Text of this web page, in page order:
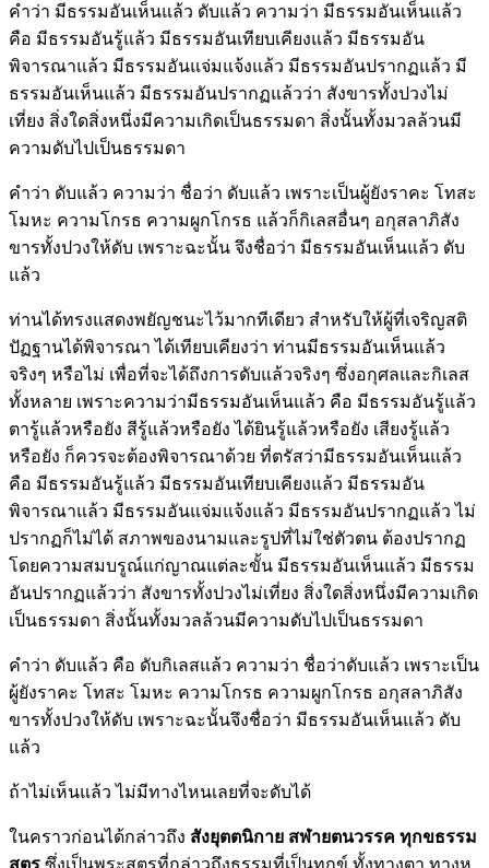
คำว่า มีธรรมอันเห็นแล้ว ดับแล้ว ความว่า มีธรรมอันเห็นแล้ว
คือ มีธรรมอันรู้แล้ว มีธรรมอันเทียบเคียงแล้ว มีธรรมอัน
พิจารณาแล้ว มีธรรมอันแจ่มแจ้งแล้ว มีธรรมอันปรากฏแล้ว มี
ธรรมอันเห็นแล้ว มีธรรมอันปรากฏแล้วว่า สังขารทั้งปวงไม่
เที่ยง สิ่งใดสิ่งหนึ่งมีความเกิดเป็นธรรมดา สิ่งนั้นทั้งมวลล้วนมี
ความดับไปเป็นธรรมดา
คำว่า ดับแล้ว ความว่า ชื่อว่า ดับแล้ว เพราะเป็นผู้ยังราคะ โทสะ
โมหะ ความโกรธ ความผูกโกรธ แล้วก็กิเลสอื่นๆ อกุสลาภิสัง
ขารทั้งปวงให้ดับ เพราะฉะนั้น จึงชื่อว่า มีธรรมอันเห็นแล้ว ดับ
แล้ว
ท่านได้ทรงแสดงพยัญชนะไว้มากทีเดียว สำหรับให้ผู้ที่เจริญสติ
ปัฏฐานได้พิจารณา ได้เทียบเคียงว่า ท่านมีธรรมอันเห็นแล้ว
จริงๆ หรือไม่ เพื่อที่จะได้ถึงการดับแล้วจริงๆ ซึ่งอกุศลและกิเลส
ทั้งหลาย เพราะความว่ามีธรรมอันเห็นแล้ว คือ มีธรรมอันรู้แล้ว
ตารู้แล้วหรือยัง สีรู้แล้วหรือยัง ได้ยินรู้แล้วหรือยัง เสียงรู้แล้ว
หรือยัง ก็ควรจะต้องพิจารณาด้วย ที่ตรัสว่ามีธรรมอันเห็นแล้ว
คือ มีธรรมอันรู้แล้ว มีธรรมอันเทียบเคียงแล้ว มีธรรมอัน
พิจารณาแล้ว มีธรรมอันแจ่มแจ้งแล้ว มีธรรมอันปรากฏแล้ว ไม่
ปรากฏก็ไม่ได้ สภาพของนามและรูปที่ไม่ใช่ตัวตน ต้องปรากฏ
โดยความสมบรูณ์แก่ญาณแต่ละขั้น มีธรรมอันเห็นแล้ว มีธรรม
อันปรากฏแล้วว่า สังขารทั้งปวงไม่เที่ยง สิ่งใดสิ่งหนึ่งมีความเกิด
เป็นธรรมดา สิ่งนั้นทั้งมวลล้วนมีความดับไปเป็นธรรมดา
คำว่า ดับแล้ว คือ ดับกิเลสแล้ว ความว่า ชื่อว่าดับแล้ว เพราะเป็น
ผู้ยังราคะ โทสะ โมหะ ความโกรธ ความผูกโกรธ อกุสลาภิสัง
ขารทั้งปวงให้ดับ เพราะฉะนั้นจึงชื่อว่า มีธรรมอันเห็นแล้ว ดับ
แล้ว
ถ้าไม่เห็นแล้ว ไม่มีทางไหนเลยที่จะดับได้
ในคราวก่อนได้กล่าวถึง สังยุตตนิกาย สฬายตนวรรค ทุกขธรรม
สูตร ซึ่งเป็นพระสูตรที่กล่าวถึงธรรมที่เป็นทุกข์ ทั้งทางตา ทางหู